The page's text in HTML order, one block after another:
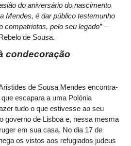
do aniversário do nascimento
Mendes, é dar público testemunho
compatriotas, pelo seu legado”–
de Sousa.
condecoração
de Sousa Mendes encontra-
escapara a uma Polónia
tudo o que estivesse ao seu
governo de Lisboa e, nessa mesma
em sua casa. No dia 17 de
os vistos aos refugiados judeus